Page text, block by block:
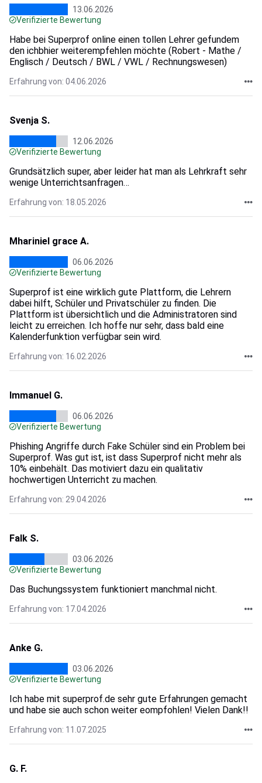
13.06.2026
Verifizierte Bewertung
Habe bei Superprof online einen tollen Lehrer gefundem
den ichbhier weiterempfehlen möchte (Robert - Mathe /
Englisch / Deutsch / BWL / VWL / Rechnungswesen)
Erfahrung von: 04.06.2026
Svenja S.
12.06.2026
Verifizierte Bewertung
Grundsätzlich super, aber leider hat man als Lehrkraft sehr
wenige Unterrichtsanfragen…
Erfahrung von: 18.05.2026
Mhariniel grace A.
06.06.2026
Verifizierte Bewertung
Superprof ist eine wirklich gute Plattform, die Lehrern
dabei hilft, Schüler und Privatschüler zu finden. Die
Plattform ist übersichtlich und die Administratoren sind
leicht zu erreichen. Ich hoffe nur sehr, dass bald eine
Kalenderfunktion verfügbar sein wird.
Erfahrung von: 16.02.2026
Immanuel G.
06.06.2026
Verifizierte Bewertung
Phishing Angriffe durch Fake Schüler sind ein Problem bei
Superprof. Was gut ist, ist dass Superprof nicht mehr als
10% einbehält. Das motiviert dazu ein qualitativ
hochwertigen Unterricht zu machen.
Erfahrung von: 29.04.2026
Falk S.
03.06.2026
Verifizierte Bewertung
Das Buchungssystem funktioniert manchmal nicht.
Erfahrung von: 17.04.2026
Anke G.
03.06.2026
Verifizierte Bewertung
Ich habe mit superprof.de sehr gute Erfahrungen gemacht
und habe sie auch schon weiter eompfohlen! Vielen Dank!!
Erfahrung von: 11.07.2025
G. F.